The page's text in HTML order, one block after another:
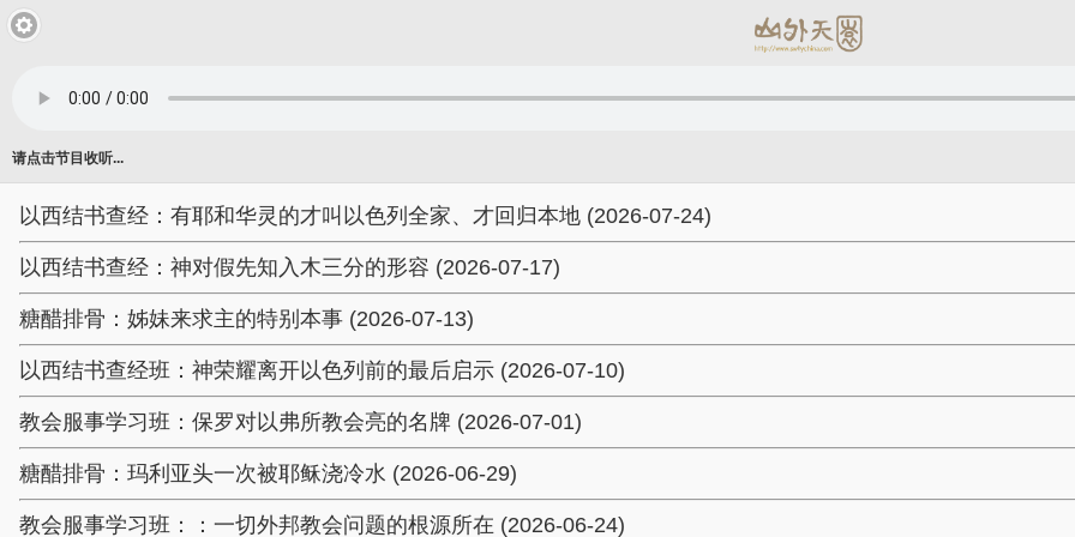
请点击节目收听...
以西结书查经：有耶和华灵的才叫以色列全家、才回归本地 (2026-07-24)
以西结书查经：神对假先知入木三分的形容 (2026-07-17)
糖醋排骨：姊妹来求主的特别本事 (2026-07-13)
以西结书查经班：神荣耀离开以色列前的最后启示 (2026-07-10)
教会服事学习班：保罗对以弗所教会亮的名牌 (2026-07-01)
糖醋排骨：玛利亚头一次被耶稣浇冷水 (2026-06-29)
教会服事学习班：：一切外邦教会问题的根源所在 (2026-06-24)